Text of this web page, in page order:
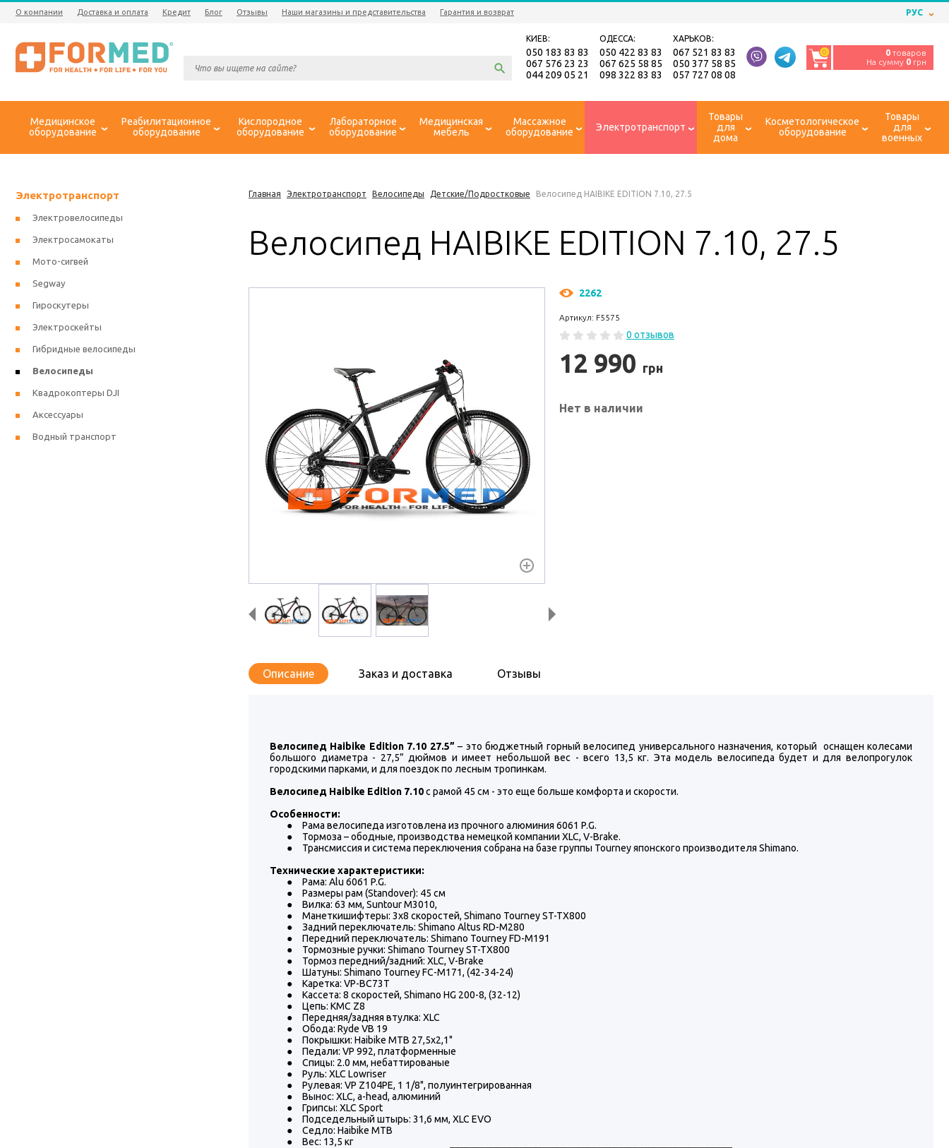
О компании Доставка и оплата Кредит Блог Отзывы Наши магазины и представительства Гарантия и возврат РУС
КИЕВ:
050 183 83 83
067 576 23 23
044 209 05 21
ОДЕССА:
050 422 83 83
067 625 58 85
098 322 83 83
ХАРЬКОВ:
067 521 83 83
050 377 58 85
057 727 08 08
0 0 товаров
На сумму 0 грн
Медицинское
оборудование
Реабилитационное
оборудование
Кислородное
оборудование
Лабораторное
оборудование
Медицинская
мебель
Массажное
оборудование
Электротранспорт
Товары
для
дома
Косметологическое
оборудование
Товары
для
военных
Главная Электротранспорт Велосипеды Детские/Подростковые Велосипед HAIBIKE EDITION 7.10, 27.5
Велосипед HAIBIKE EDITION 7.10, 27.5
2262
Артикул: F5575
0 отзывов
12 990 грн
Нет в наличии
Описание Заказ и доставка Отзывы
Велосипед Haibike Edition 7.10 27.5” – это бюджетный горный велосипед универсального назначения, который оснащен колесами
большого диаметра - 27,5” дюймов и имеет небольшой вес - всего 13,5 кг. Эта модель велосипеда будет и для велопрогулок
городскими парками, и для поездок по лесным тропинкам.
Велосипед Haibike Edition 7.10с рамой 45 см - это еще больше комфорта и скорости.
Особенности:
●
Рама велосипеда изготовлена из прочного алюминия 6061 P.G.
●
Тормоза – ободные, производства немецкой компании XLC, V-Brake.
●
Трансмиссия и система переключения собрана на базе группы Tourney японского производителя Shimano.
Технические характеристики:
●
Рама: Alu 6061 P.G.
●
Размеры рам (Standover): 45 см
●
Вилка: 63 мм, Suntour M3010,
●
Манеткишифтеры: 3х8 скоростей, Shimano Tourney ST-TX800
●
Задний переключатель: Shimano Altus RD-M280
●
Передний переключатель: Shimano Tourney FD-M191
●
Тормозные ручки: Shimano Tourney ST-TX800
●
Тормоз передний/задний: XLC, V-Brake
●
Шатуны: Shimano Tourney FC-M171, (42-34-24)
●
Каретка: VP-BC73T
●
Кассета: 8 скоростей, Shimano HG 200-8, (32-12)
●
Цепь: KMC Z8
●
Передняя/задняя втулка: XLC
●
Обода: Ryde VB 19
●
Покрышки: Haibike MTB 27,5x2,1"
●
Педали: VP 992, платформенные
●
Спицы: 2.0 мм, небаттированые
●
Руль: XLC Lowriser
●
Рулевая: VP Z104PE, 1 1/8", полуинтегрированная
●
Вынос: XLC, a-head, алюминий
●
Грипсы: XLC Sport
●
Подседельный штырь: 31,6 мм, XLC EVO
●
Седло: Haibike MTB
●
Вес: 13,5 кг
Электротранспорт
Электровелосипеды
Электросамокаты
Мото-сигвей
Segway
Гироскутеры
Электроскейты
Гибридные велосипеды
Велосипеды
Квадрокоптеры DJI
Аксессуары
Водный транспорт